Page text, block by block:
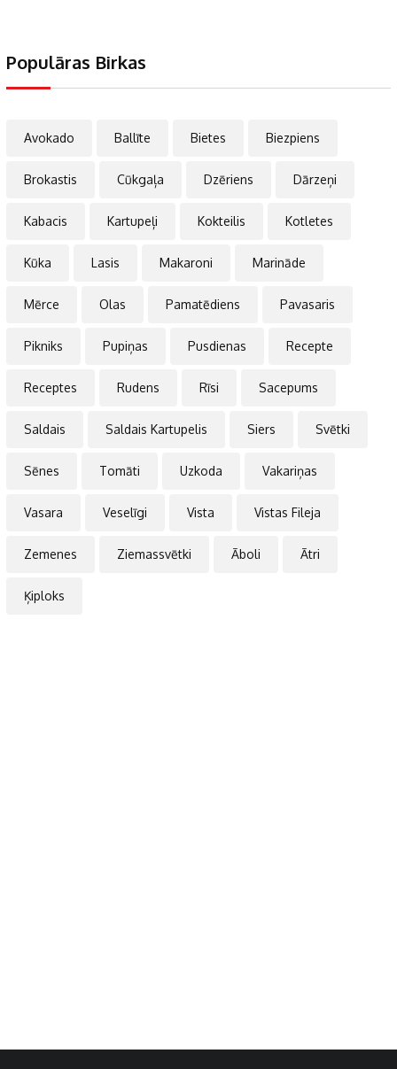
Populāras Birkas
Avokado Ballīte Bietes Biezpiens
Brokastis Cūkgaļa Dzēriens Dārzeņi
Kabacis Kartupeļi Kokteilis Kotletes
Kūka Lasis Makaroni Marināde
Mērce Olas Pamatēdiens Pavasaris
Pikniks Pupiņas Pusdienas Recepte
Receptes Rudens Rīsi Sacepums
Saldais Saldais Kartupelis Siers Svētki
Sēnes Tomāti Uzkoda Vakariņas
Vasara Veselīgi Vista Vistas Fileja
Zemenes Ziemassvētki Āboli Ātri
Ķiploks